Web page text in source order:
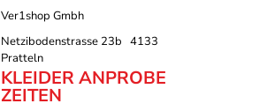
Ver1shop Gmbh
Netzibodenstrasse 23b 4133
Pratteln
KLEIDER ANPROBE
ZEITEN